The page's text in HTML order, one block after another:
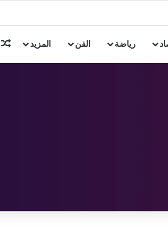
رياضة الفن المزيد